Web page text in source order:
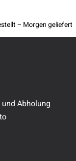
– Morgen geliefert
Abholung